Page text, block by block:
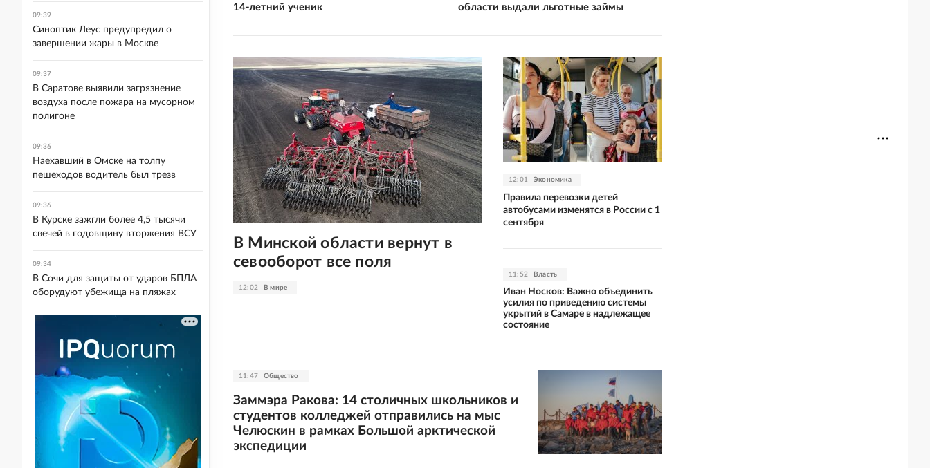
14-летний ученик
области выдали льготные займы
12:02 В мире
В Минской области вернут в
севооборот все поля
12:01 Экономика
Правила перевозки детей
автобусами изменятся в России с 1
сентября
11:52 Власть
Иван Носков: Важно объединить
усилия по приведению системы
укрытий в Самаре в надлежащее
состояние
11:47 Общество
Заммэра Ракова: 14 столичных школьников и
студентов колледжей отправились на мыс
Челюскин в рамках Большой арктической
экспедиции
09:39
Синоптик Леус предупредил о
завершении жары в Москве
09:37
В Саратове выявили загрязнение
воздуха после пожара на мусорном
полигоне
09:36
Наехавший в Омске на толпу
пешеходов водитель был трезв
09:36
В Курске зажгли более 4,5 тысячи
свечей в годовщину вторжения ВСУ
09:34
В Сочи для защиты от ударов БПЛА
оборудуют убежища на пляжах